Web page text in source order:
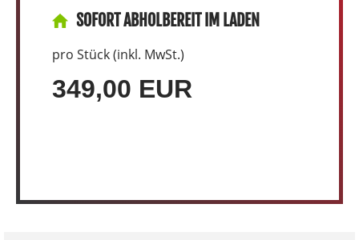
SOFORT ABHOLBEREIT IM LADEN
pro Stück (inkl. MwSt.)
349,00 EUR